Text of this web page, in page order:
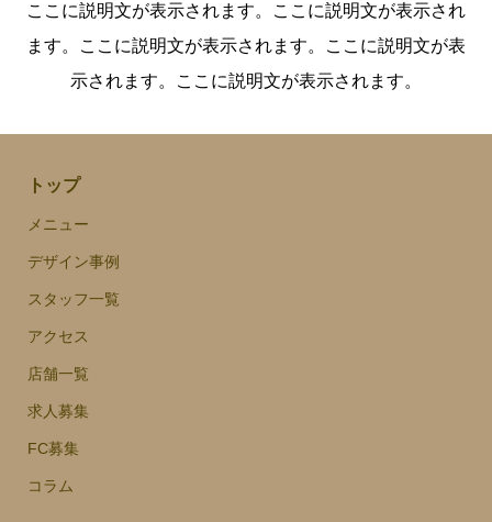
ここに説明文が表示されます。ここに説明文が表示され
ます。ここに説明文が表示されます。ここに説明文が表
示されます。ここに説明文が表示されます。
トップ
メニュー
デザイン事例
スタッフ一覧
アクセス
店舗一覧
求人募集
FC募集
コラム